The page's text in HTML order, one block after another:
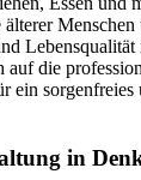
auf die
ein
in